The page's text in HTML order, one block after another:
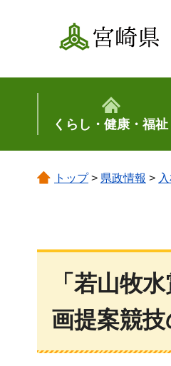
宮崎県
くらし・健康・福祉
トップ> 県政情報 >
「若山牧
画提案競